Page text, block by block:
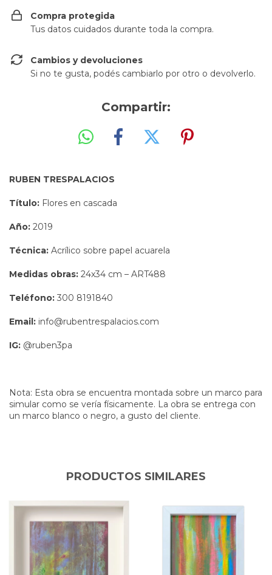
Compra protegida
Tus datos cuidados durante toda la compra.
Cambios y devoluciones
Si no te gusta, podés cambiarlo por otro o devolverlo.
Compartir:
RUBEN TRESPALACIOS
Título: Flores en cascada
Año: 2019
Técnica: Acrílico sobre papel acuarela
Medidas obras: 24x34 cm – ART488
Teléfono: 300 8191840
Email: info@rubentrespalacios.com
IG: @ruben3pa
Nota: Esta obra se encuentra montada sobre un marco para
simular como se vería físicamente. La obra se entrega con
un marco blanco o negro, a gusto del cliente.
PRODUCTOS SIMILARES